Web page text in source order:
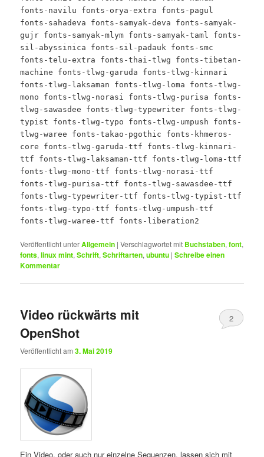
fonts-navilu fonts-orya-extra fonts-pagul
fonts-sahadeva fonts-samyak-deva fonts-samyak-
gujr fonts-samyak-mlym fonts-samyak-taml fonts-
sil-abyssinica fonts-sil-padauk fonts-smc
fonts-telu-extra fonts-thai-tlwg fonts-tibetan-
machine fonts-tlwg-garuda fonts-tlwg-kinnari
fonts-tlwg-laksaman fonts-tlwg-loma fonts-tlwg-
mono fonts-tlwg-norasi fonts-tlwg-purisa fonts-
tlwg-sawasdee fonts-tlwg-typewriter fonts-tlwg-
typist fonts-tlwg-typo fonts-tlwg-umpush fonts-
tlwg-waree fonts-takao-pgothic fonts-khmeros-
core fonts-tlwg-garuda-ttf fonts-tlwg-kinnari-
ttf fonts-tlwg-laksaman-ttf fonts-tlwg-loma-ttf
fonts-tlwg-mono-ttf fonts-tlwg-norasi-ttf
fonts-tlwg-purisa-ttf fonts-tlwg-sawasdee-ttf
fonts-tlwg-typewriter-ttf fonts-tlwg-typist-ttf
fonts-tlwg-typo-ttf fonts-tlwg-umpush-ttf
fonts-tlwg-waree-ttf fonts-liberation2
Veröffentlicht unterAllgemein |Verschlagwortet mit Buchstaben,font,
fonts,linux mint,Schrift,Schriftarten,ubuntu |Schreibe einen
Kommentar
Video rückwärts mit
OpenShot
Veröffentlicht am3. Mai 2019
2
Ein Video, oder auch nur einzelne Sequenzen, lassen sich mit